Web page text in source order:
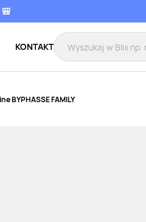
KONTAKT
BYPHASSE FAMILY